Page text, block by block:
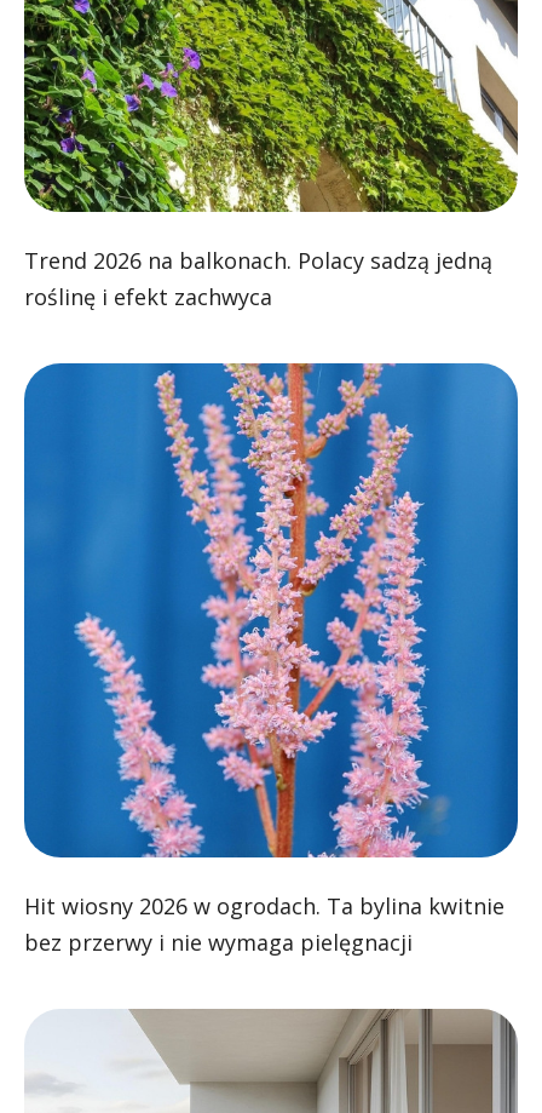
Trend 2026 na balkonach. Polacy sadzą jedną
roślinę i efekt zachwyca
Hit wiosny 2026 w ogrodach. Ta bylina kwitnie
bez przerwy i nie wymaga pielęgnacji